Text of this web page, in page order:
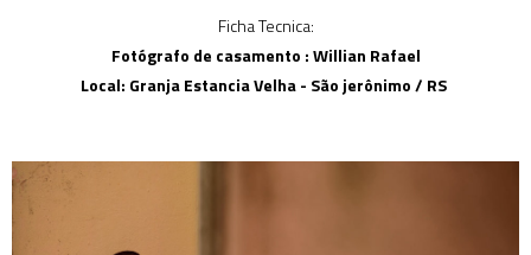
Ficha Tecnica:
Fotógrafo de casamento : Willian Rafael
Local: Granja Estancia Velha - São jerônimo / RS